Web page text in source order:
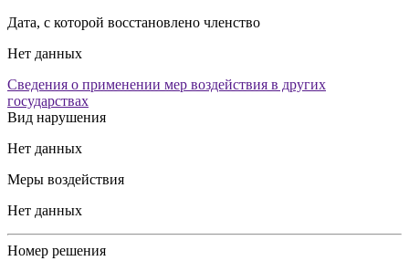
Дата, с которой восстановлено членство
Нет данных
Сведения о применении мер воздействия в других
государствах
Вид нарушения
Нет данных
Меры воздействия
Нет данных
Номер решения